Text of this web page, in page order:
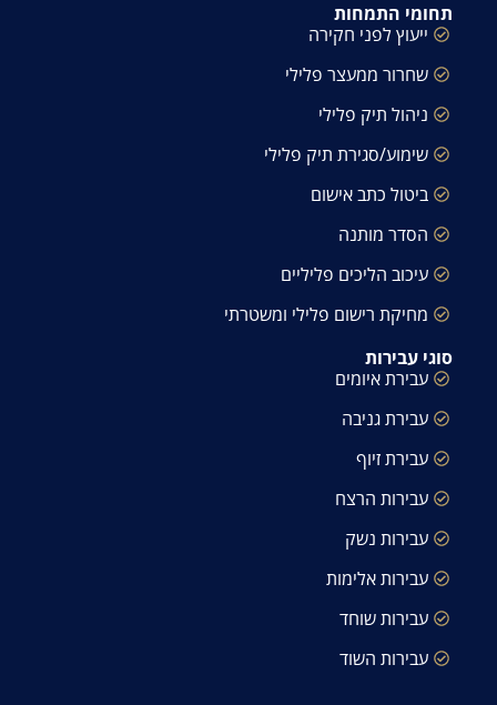
תחומי התמחות
ייעוץ לפני חקירה
שחרור ממעצר פלילי
ניהול תיק פלילי
שימוע/סגירת תיק פלילי
ביטול כתב אישום
הסדר מותנה
עיכוב הליכים פליליים
מחיקת רישום פלילי ומשטרתי
סוגי עבירות
עבירת איומים
עבירת גניבה
עבירת זיוף
עבירות הרצח
עבירות נשק
עבירות אלימות
עבירות שוחד
עבירות השוד